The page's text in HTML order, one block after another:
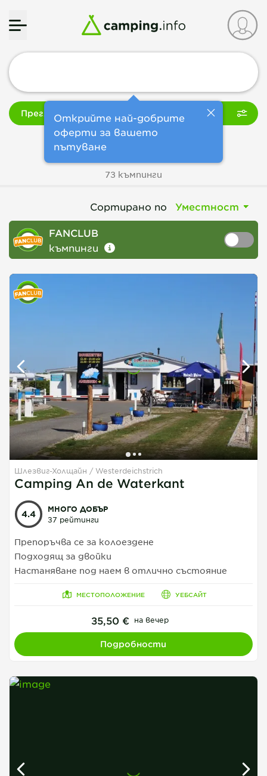
Открийте най-добрите
оферти за вашето
пътуване
Преглед на картата Филтър
Къмпинг
73 къмпинги
Сортирано по
FANCLUB
къмпинги
1 11
Шлезвиг-Холщайн Westerdeichstrich
Camping An de Waterkant
4.4
МНОГО ДОБЪР
37 рейтинги
Препоръчва се за колоездене
Подходящ за двойки
Настаняване под наем в отлично състояние
МЕСТОПОЛОЖЕНИЕ УЕБСАЙТ
35,50 € на вечер
Подробности